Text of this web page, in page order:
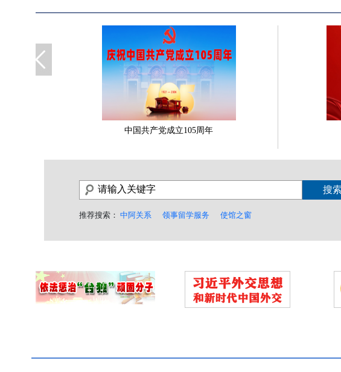
中国共产党成立105周年
推荐搜索： 中阿关系 领事留学服务
使馆之窗